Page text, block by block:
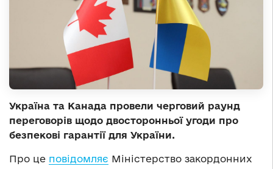
Україна та Канада провели черговий раунд
переговорів щодо двосторонньої угоди про
безпекові гарантії для України.
Про це повідомляє Міністерство закордонних